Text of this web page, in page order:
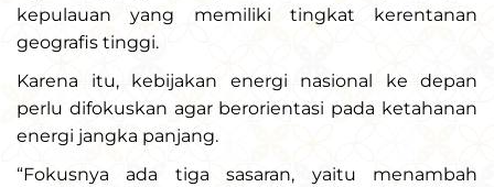
kepulauan yang memiliki tingkat kerentanan
geografis tinggi.
Karena itu, kebijakan energi nasional ke depan
perlu difokuskan agar berorientasi pada ketahanan
energi jangka panjang.
“Fokusnya ada tiga sasaran, yaitu menambah